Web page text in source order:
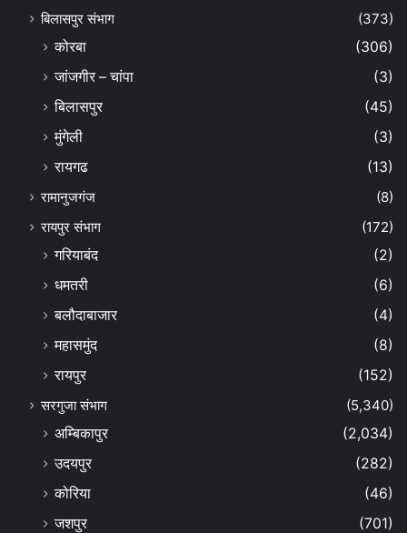
बिलासपुर संभाग
(373)
कोरबा
(306)
जांजगीर – चांपा
(3)
बिलासपुर
(45)
मुंगेली
(3)
रायगढ
(13)
रामानुजगंज
(8)
रायपुर संभाग
(172)
गरियाबंद
(2)
धमतरी
(6)
बलौदाबाजार
(4)
महासमुंद
(8)
रायपुर
(152)
सरगुजा संभाग
(5,340)
अम्बिकापुर
(2,034)
उदयपुर
(282)
कोरिया
(46)
जशपुर
(701)